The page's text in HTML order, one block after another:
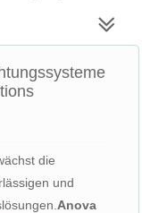
die
und
Anova